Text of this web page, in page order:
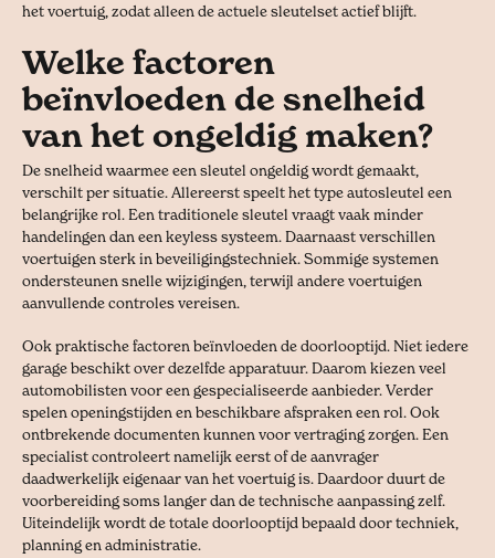
het voertuig, zodat alleen de actuele sleutelset actief blijft.
Welke factoren
beïnvloeden de snelheid
van het ongeldig maken?
De snelheid waarmee een sleutel ongeldig wordt gemaakt,
verschilt per situatie. Allereerst speelt het type autosleutel een
belangrijke rol. Een traditionele sleutel vraagt vaak minder
handelingen dan een keyless systeem. Daarnaast verschillen
voertuigen sterk in beveiligingstechniek. Sommige systemen
ondersteunen snelle wijzigingen, terwijl andere voertuigen
aanvullende controles vereisen.
Ook praktische factoren beïnvloeden de doorlooptijd. Niet iedere
garage beschikt over dezelfde apparatuur. Daarom kiezen veel
automobilisten voor een gespecialiseerde aanbieder. Verder
spelen openingstijden en beschikbare afspraken een rol. Ook
ontbrekende documenten kunnen voor vertraging zorgen. Een
specialist controleert namelijk eerst of de aanvrager
daadwerkelijk eigenaar van het voertuig is. Daardoor duurt de
voorbereiding soms langer dan de technische aanpassing zelf.
Uiteindelijk wordt de totale doorlooptijd bepaald door techniek,
planning en administratie.